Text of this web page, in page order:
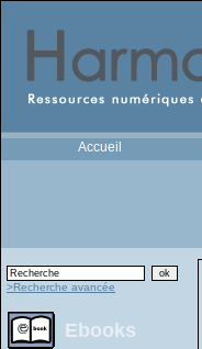
Accueil
>Recherche avancée
Ebooks